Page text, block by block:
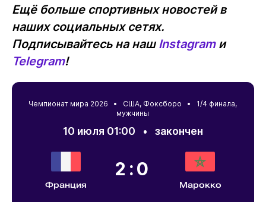
Ещё больше спортивных новостей в
наших социальных сетях.
Подписывайтесь на нашInstagramи
Telegram!
Чемпионат мира 2026 • США, Фоксборо • 1/4 финала,
мужчины
10 июля 01:00 • закончен
Франция
2:0
Марокко